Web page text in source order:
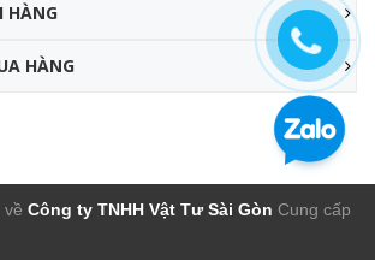
HÀNG
HÀNG
về Công ty TNHH Vật Tư Sài Gòn Cung cấp